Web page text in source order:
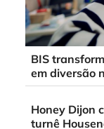
BIS
em diversão
Honey Dijon
turnê